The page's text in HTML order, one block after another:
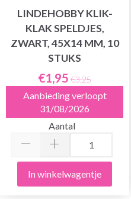
LINDEHOBBY KLIK-
KLAK SPELDJES,
ZWART, 45X14 MM, 10
STUKS
€1,95 €3,25
Aanbieding verloopt
31/08/2026
Aantal
In winkelwagentje